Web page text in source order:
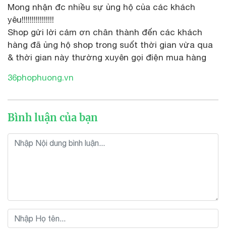
Mong nhận đc nhiều sự ủng hộ của các khách
yêu!!!!!!!!!!!!!!!!
Shop gửi lời cảm ơn chân thành đến các khách
hàng đã ủng hộ shop trong suốt thời gian vừa qua
& thời gian này thường xuyên gọi điện mua hàng
36phophuong.vn
Bình luận của bạn